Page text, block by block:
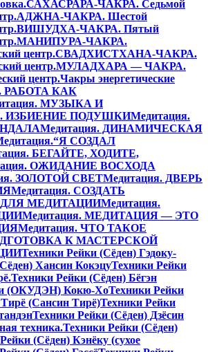
САХАСРАРА-ЧАКРА. Седьмой
АДЖНА-ЧАКРА. Шестой
ВИШУДХА-ЧАКРА. Пятый
МАНИПУРА-ЧАКРА.
центр.СВАДХИСТХАНА-ЧАКРА.
центр.МУЛАДХАРА — ЧАКРА.
центр.Чакры энергетические
РАБОТА КАК
МУЗЫКА И
ИЗБИЕНИЕ ПОДУШКИМедитация.
Медитация. ДИНАМИЧЕСКАЯ
СОЗДАЛ
БЕГАЙТЕ, ХОДИТЕ,
ОЖИДАНИЕ ВОСХОДА
ЗОЛОТОЙ СВЕТМедитация. ДВЕРЬ
Медитация. СОЗДАТЬ
МЕДИТАЦИИМедитация.
Медитация. МЕДИТАЦИЯ — ЭТО
Медитация. ЧТО ТАКОЕ
К МАСТЕРСКОЙ
Техники Рейки (Сёден) Гэдоку-
Хансин КокэцуТехники Рейки
Техники Рейки (Сёден) Бёгэн
(ОКУДЭН) Кокю-ХоТехники Рейки
(Сансин Тирё)Техники Рейки
Техники Рейки (Сёден) Дзёсин
техника.Техники Рейки (Сёден)
(Сёден) Кэнёку (сухое